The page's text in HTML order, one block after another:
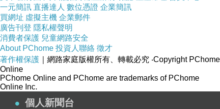
一元簡訊 直播達人 數位憑證 企業簡訊
買網址 虛擬主機 企業郵件
廣告刊登 隱私權聲明
消費者保護 兒童網路安全
About PChome 投資人聯絡 徵才
著作權保護 ｜網路家庭版權所有、轉載必究 ‧Copyright PChome
Online
PChome Online and PChome are trademarks of PChome
Online Inc.
個人新聞台